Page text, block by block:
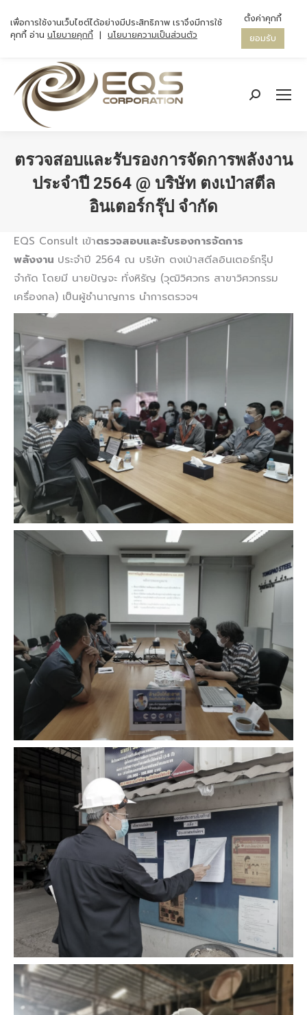
Search:
ตรวจสอบและรับรองการจัดการพลังงาน
ประจำปี 2564 @ บริษัท ตงเป่าสตีล
อินเตอร์กรุ๊ป จำกัด
EQS Consult เข้าตรวจสอบและรับรองการจัดการ
พลังงาน ประจำปี 2564 ณ บริษัท ตงเป่าสตีลอินเตอร์กรุ๊ป
จำกัด โดยมี นายปัญจะ ทั่งหิรัญ (วุฒิวิศวกร สาขาวิศวกรรม
เครื่องกล) เป็นผู้ชำนาญการ นำการตรวจฯ
เพื่อการใช้งานเว็บไซต์ได้อย่างมีประสิทธิภาพ เราจึงมีการใช้
คุกกี้ อ่าน นโยบายคุกกี้ | นโยบายความเป็นส่วนตัว
ตั้งค่าคุกกี้
ยอมรับ